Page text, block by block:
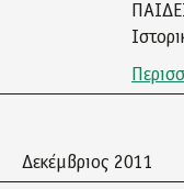
Δεκέμβριος 2011